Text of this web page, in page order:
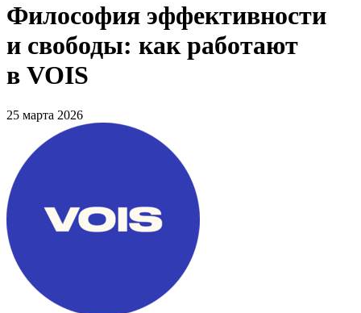
Философия эффективности
и свободы: как работают
в VOIS
25 марта 2026